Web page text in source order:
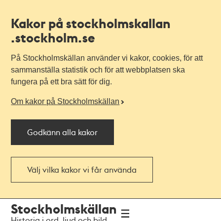
Kakor på stockholmskallan
.stockholm.se
På Stockholmskällan använder vi kakor, cookies, för att
sammanställa statistik och för att webbplatsen ska
fungera på ett bra sätt för dig.
Om kakor på Stockholmskällan
Godkänn alla kakor
Välj vilka kakor vi får använda
navigationen
huvudinnehållet
Stockholmskällan